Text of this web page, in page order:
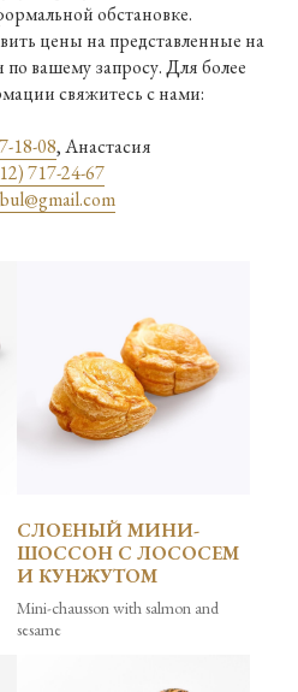
обстановке.
цены на представленные на
вашему запросу. Для более
свяжитесь с нами:
18-08, Анастасия
717-24-67
СЛОЕНЫЙ МИНИ-
ШОССОН C ЛОСОСЕМ
И КУНЖУТОМ
Mini-chausson with salmon and
sesame